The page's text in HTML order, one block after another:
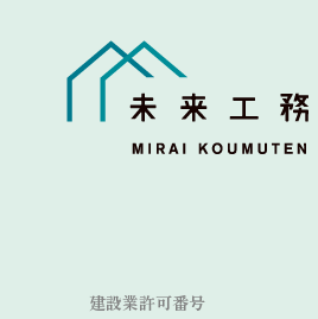
建設業許可番号